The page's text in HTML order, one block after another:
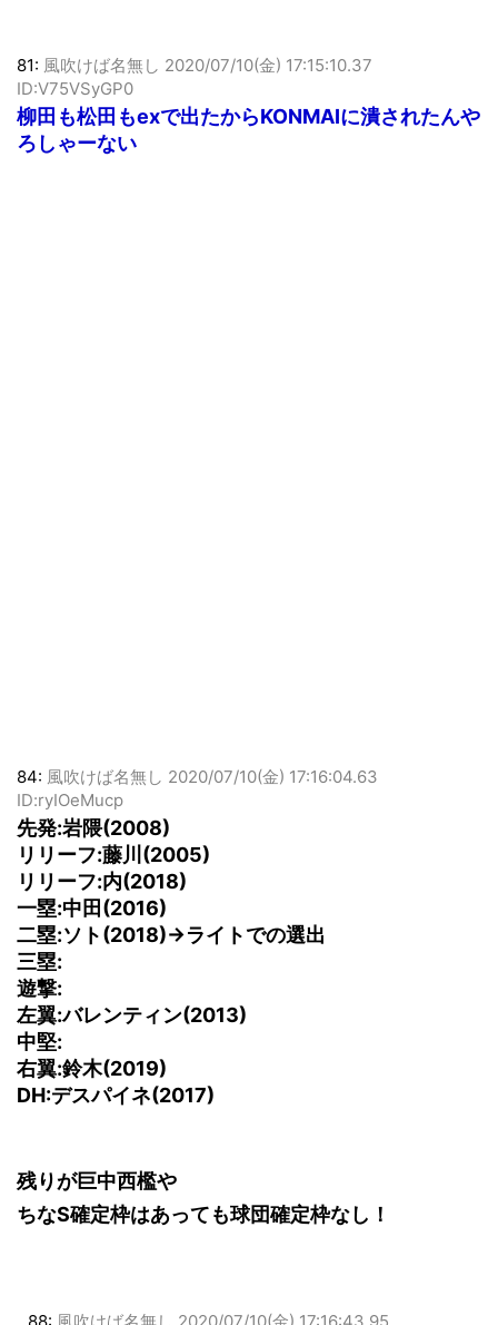
81: 風吹けば名無し 2020/07/10(金) 17:15:10.37
ID:V75VSyGP0
柳田も松田もexで出たからKONMAIに潰されたんや
ろしゃーない
84: 風吹けば名無し 2020/07/10(金) 17:16:04.63
ID:ryIOeMucp
先発:岩隈(2008)
リリーフ:藤川(2005)
リリーフ:内(2018)
一塁:中田(2016)
二塁:ソト(2018)→ライトでの選出
三塁:
遊撃:
左翼:バレンティン(2013)
中堅:
右翼:鈴木(2019)
DH:デスパイネ(2017)
残りが巨中西檻や
ちなS確定枠はあっても球団確定枠なし！